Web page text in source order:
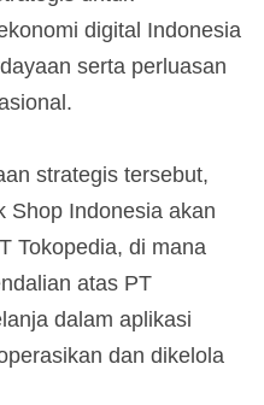
digital Indonesia
serta perluasan
strategis tersebut,
Shop Indonesia akan
Tokopedia, di mana
atas PT
dalam aplikasi
dan dikelola